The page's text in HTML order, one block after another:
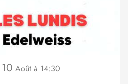
10 Août à 14:30